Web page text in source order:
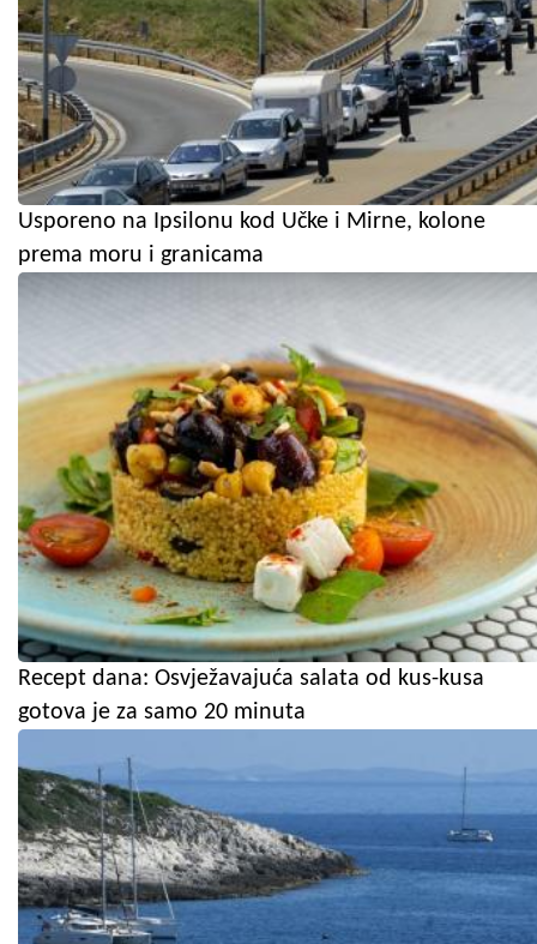
Usporeno na Ipsilonu kod Učke i Mirne, kolone
prema moru i granicama
Recept dana: Osvježavajuća salata od kus-kusa
gotova je za samo 20 minuta